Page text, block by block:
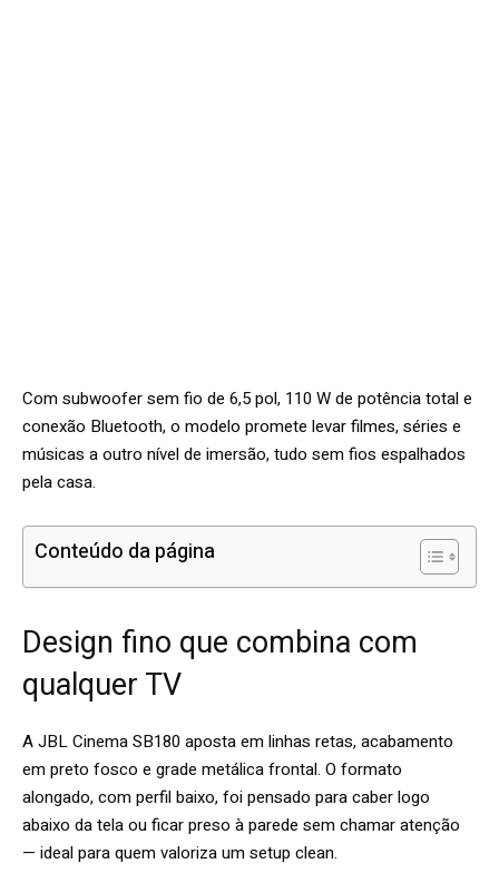
Com subwoofer sem fio de 6,5 pol, 110 W de potência total e
conexão Bluetooth, o modelo promete levar filmes, séries e
músicas a outro nível de imersão, tudo sem fios espalhados
pela casa.
Conteúdo da página
Design fino que combina com
qualquer TV
A JBL Cinema SB180 aposta em linhas retas, acabamento
em preto fosco e grade metálica frontal. O formato
alongado, com perfil baixo, foi pensado para caber logo
abaixo da tela ou ficar preso à parede sem chamar atenção
— ideal para quem valoriza um setup clean.